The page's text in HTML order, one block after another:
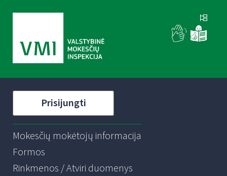
Prisijungti
Mokesčių mokėtojų informacija
Formos
Rinkmenos / Atviri duomenys